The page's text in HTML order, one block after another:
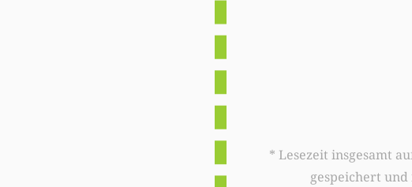
* Lesezeit insgesamt auf woxx.lu: 0 Minute. Diese Daten
gespeichert